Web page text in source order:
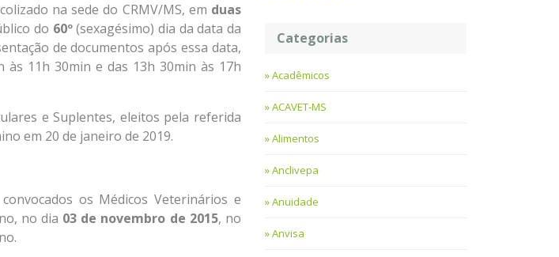
na sede do CRMV/MS, em duas
do 60º(sexagésimo) dia da data da
de documentos após essa data,
11h 30min e das 13h 30min às 17h
e Suplentes, eleitos pela referida
em 20 de janeiro de 2019.
os Médicos Veterinários e
no dia 03 de novembro de 2015, no
Categorias
Acadêmicos
ACAVET-MS
Alimentos
Anclivepa
Anuidade
Anvisa